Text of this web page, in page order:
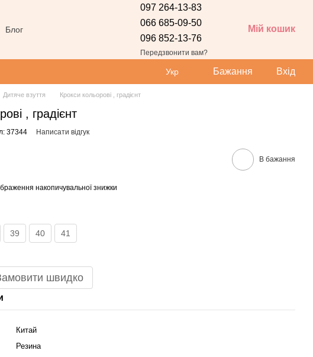
Блог
097 264-13-83
066 685-09-50
096 852-13-76
Передзвонити вам?
Мій кошик
Укр Бажання Вхід
Дитяче взуття Крокси кольорові , градієнт
, градієнт
37344 Написати відгук
В бажання
накопичувальної знижки
39 40 41
швидко
Китай
Резина